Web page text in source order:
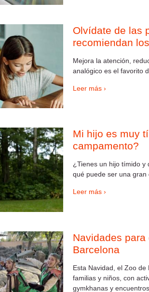
Olvídate de las
recomiendan
Mejora la atención,
analógico es el favorito
Leer más ›
Mi hijo es muy
campamento?
¿Tienes un hijo tímido y
qué puede ser una
Leer más ›
Navidades
Barcelona
Esta Navidad, el Zoo
familias y niños, con
gymkhanas y